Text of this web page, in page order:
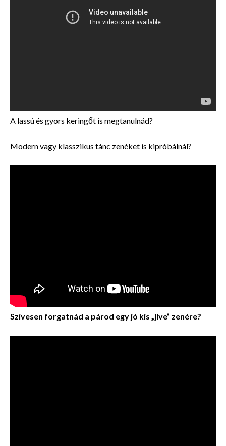
A lassú és gyors keringőt is megtanulnád?
Modern vagy klasszikus tánc zenéket is kipróbálnál?
Szívesen forgatnád a párod egy jó kis „jive” zenére?